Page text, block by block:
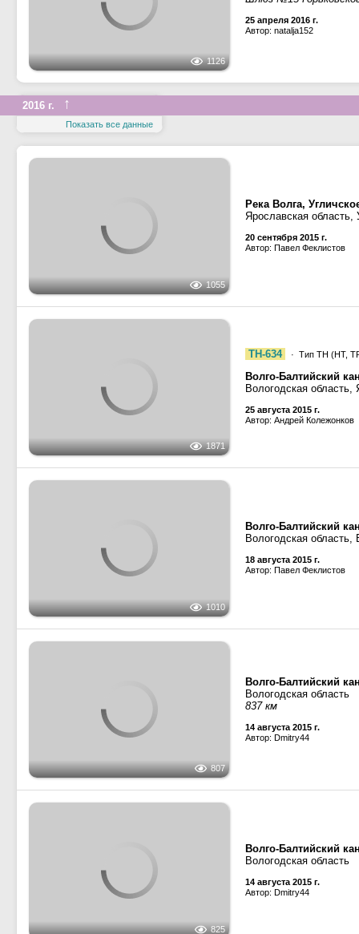
Нижегородская
Ярославская область,
20 сентября 2015 г.
Автор: Павел Феклистов
Вологодская область,
25 августа 2015 г.
Автор: Андрей Колежонков
Вологодская область,
18 августа 2015 г.
Автор: Павел Феклистов
837 км
14 августа 2015 г.
Автор: Dmitry44